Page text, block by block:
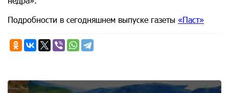
Подробности в сегодняшнем выпуске газеты «Паст»